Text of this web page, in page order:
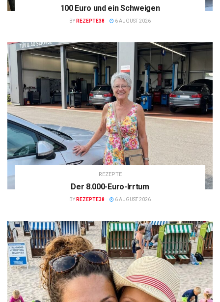
100 Euro und ein Schweigen
BY REZEPTE38 6 AUGUST 2026
REZEPTE
Der 8.000-Euro-Irrtum
BY REZEPTE38 6 AUGUST 2026